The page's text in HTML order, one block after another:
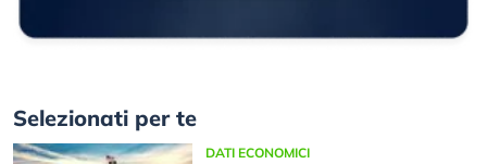
Selezionati per te
DATI ECONOMICI